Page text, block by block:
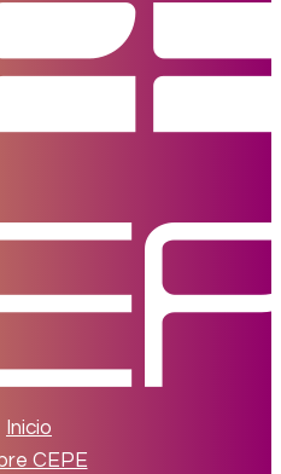
Inicio
CEPE